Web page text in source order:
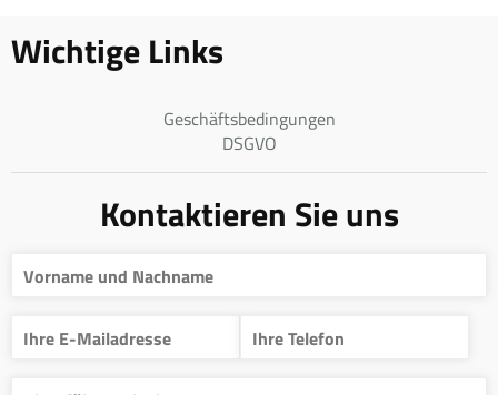
Wichtige Links
Geschäftsbedingungen
DSGVO
Kontaktieren Sie uns